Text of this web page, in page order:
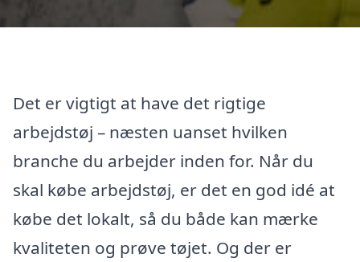
Det er vigtigt at have det rigtige
arbejdstøj – næsten uanset hvilken
branche du arbejder inden for. Når du
skal købe arbejdstøj, er det en god idé at
købe det lokalt, så du både kan mærke
kvaliteten og prøve tøjet. Og der er